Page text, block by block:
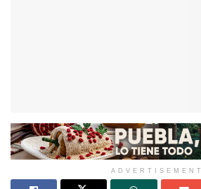
ADVERTISEMENT